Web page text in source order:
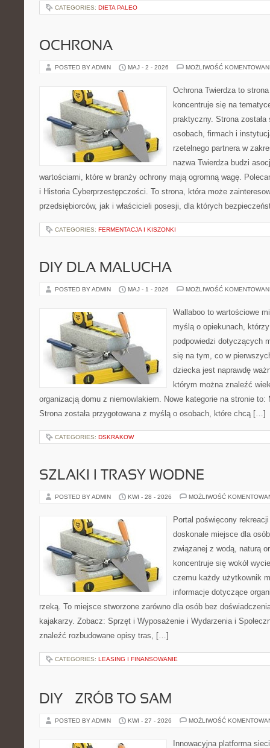
CATEGORIES: DIETA PALEO
OCHRONA
POSTED BY ADMIN MAJ - 2 - 2026 MOŻLIWOŚĆ
Ochrona Twierdza to
koncentruje się na
praktyczny. Strona
osobach, firmach i
rzetelnego partnera w
nazwa Twierdza budzi
wartościami, które w branży ochrony mają ogromną wagę.
i Historia Cyberprzestępczości. To strona, która może
przedsiębiorców, jak i właścicieli posesji, dla których
CATEGORIES: FERMENTACJA I KISZONKI
DIY DLA MALUCHA
POSTED BY ADMIN MAJ - 1 - 2026 MOŻLIWOŚĆ
Wallaboo to wartościowe
myślą o opiekunach,
podpowiedzi dotyczących
się na tym, co w
dziecka jest naprawdę
którym można znaleźć
organizacją domu z niemowlakiem. Nowe kategorie na stronie to:
Strona została przygotowana z myślą o osobach, które chcą […]
CATEGORIES: DSKRAKOW
SZLAKI I TRASY WODNE
POSTED BY ADMIN KWI - 28 - 2026 MOŻLIWOŚĆ
Portal poświęcony
doskonałe miejsce dla
związanej z wodą, naturą
koncentruje się wokół
czemu każdy użytkownik
informacje dotyczące
rzeką. To miejsce stworzone zarówno dla osób bez
kajakarzy. Zobacz: Sprzęt i Wyposażenie i Wydarzenia i
znaleźć rozbudowane opisy tras, […]
CATEGORIES: LEASING I FINANSOWANIE
DIY – ZRÓB TO SAM
POSTED BY ADMIN KWI - 27 - 2026 MOŻLIWOŚĆ
Innowacyjna platforma